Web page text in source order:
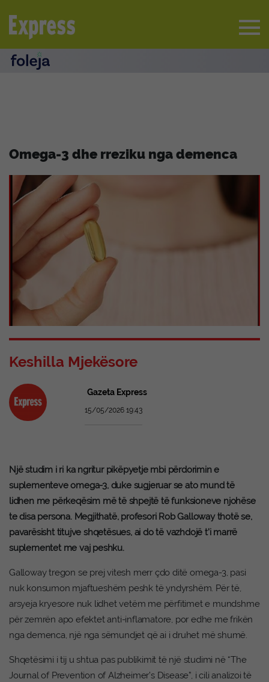
Omega-3 dhe rreziku nga demenca
Keshilla Mjekësore
Gazeta Express
15/05/2026 19:43
Një studim i ri ka ngritur pikëpyetje mbi përdorimin e
suplementeve omega-3, duke sugjeruar se ato mund të
lidhen me përkeqësim më të shpejtë të funksioneve njohëse
te disa persona. Megjithatë, profesori Rob Galloway thotë se,
pavarësisht titujve shqetësues, ai do të vazhdojë t’i marrë
suplementet me vaj peshku.
Galloway tregon se prej vitesh merr çdo ditë omega-3, pasi
nuk konsumon mjaftueshëm peshk të yndyrshëm. Për të,
arsyeja kryesore nuk lidhet vetëm me përfitimet e mundshme
për zemrën apo efektet anti-inflamatore, por edhe me frikën
nga demenca, një nga sëmundjet që ai i druhet më shumë.
Shqetësimi i tij u shtua pas publikimit të një studimi në “The
Journal of Prevention of Alzheimer’s Disease”, i cili analizoi të